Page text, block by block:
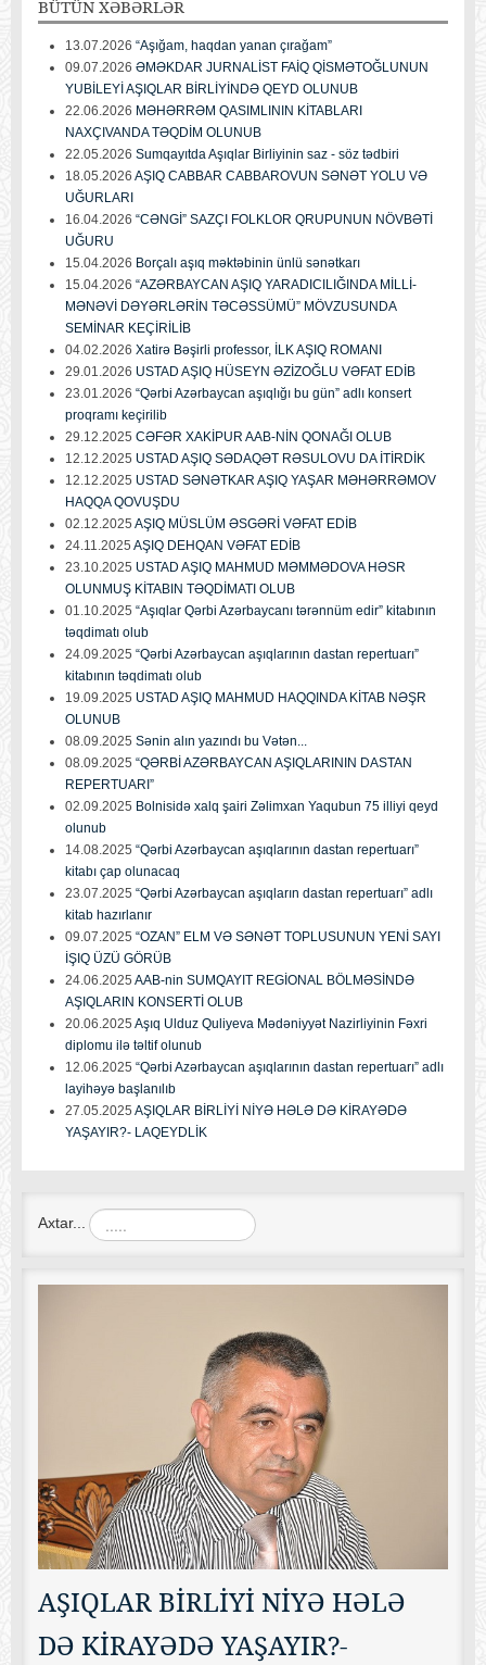
BÜTÜN XƏBƏRLƏR
13.07.2026 “Aşığam, haqdan yanan çırağam”
09.07.2026 ƏMƏKDAR JURNALİST FAİQ QİSMƏTOĞLUNUN
YUBİLEYİ AŞIQLAR BİRLİYİNDƏ QEYD OLUNUB
22.06.2026 MƏHƏRRƏM QASIMLININ KİTABLARI
NAXÇIVANDA TƏQDİM OLUNUB
22.05.2026 Sumqayıtda Aşıqlar Birliyinin saz - söz tədbiri
18.05.2026 AŞIQ CABBAR CABBAROVUN SƏNƏT YOLU VƏ
UĞURLARI
16.04.2026 “CƏNGİ” SAZÇI FOLKLOR QRUPUNUN NÖVBƏTİ
UĞURU
15.04.2026 Borçalı aşıq məktəbinin ünlü sənətkarı
15.04.2026 “AZƏRBAYCAN AŞIQ YARADICILIĞINDA MİLLİ-
MƏNƏVİ DƏYƏRLƏRİN TƏCƏSSÜMÜ” MÖVZUSUNDA
SEMİNAR KEÇİRİLİB
04.02.2026 Xatirə Bəşirli professor, İLK AŞIQ ROMANI
29.01.2026 USTAD AŞIQ HÜSEYN ƏZİZOĞLU VƏFAT EDİB
23.01.2026 “Qərbi Azərbaycan aşıqlığı bu gün” adlı konsert
proqramı keçirilib
29.12.2025 CƏFƏR XAKİPUR AAB-NİN QONAĞI OLUB
12.12.2025 USTAD AŞIQ SƏDAQƏT RƏSULOVU DA İTİRDİK
12.12.2025 USTAD SƏNƏTKAR AŞIQ YAŞAR MƏHƏRRƏMOV
HAQQA QOVUŞDU
02.12.2025 AŞIQ MÜSLÜM ƏSGƏRİ VƏFAT EDİB
24.11.2025 AŞIQ DEHQAN VƏFAT EDİB
23.10.2025 USTAD AŞIQ MAHMUD MƏMMƏDOVA HƏSR
OLUNMUŞ KİTABIN TƏQDİMATI OLUB
01.10.2025 “Aşıqlar Qərbi Azərbaycanı tərənnüm edir” kitabının
təqdimatı olub
24.09.2025 “Qərbi Azərbaycan aşıqlarının dastan repertuarı”
kitabının təqdimatı olub
19.09.2025 USTAD AŞIQ MAHMUD HAQQINDA KİTAB NƏŞR
OLUNUB
08.09.2025 Sənin alın yazındı bu Vətən...
08.09.2025 “QƏRBİ AZƏRBAYCAN AŞIQLARININ DASTAN
REPERTUARI”
02.09.2025 Bolnisidə xalq şairi Zəlimxan Yaqubun 75 illiyi qeyd
olunub
14.08.2025 “Qərbi Azərbaycan aşıqlarının dastan repertuarı”
kitabı çap olunacaq
23.07.2025 “Qərbi Azərbaycan aşıqların dastan repertuarı” adlı
kitab hazırlanır
09.07.2025 “OZAN” ELM VƏ SƏNƏT TOPLUSUNUN YENİ SAYI
İŞIQ ÜZÜ GÖRÜB
24.06.2025 AAB-nin SUMQAYIT REGİONAL BÖLMƏSİNDƏ
AŞIQLARIN KONSERTİ OLUB
20.06.2025 Aşıq Ulduz Quliyeva Mədəniyyət Nazirliyinin Fəxri
diplomu ilə təltif olunub
12.06.2025 “Qərbi Azərbaycan aşıqlarının dastan repertuarı” adlı
layihəyə başlanılıb
27.05.2025 AŞIQLAR BİRLİYİ NİYƏ HƏLƏ DƏ KİRAYƏDƏ
YAŞAYIR?- LAQEYDLİK
Axtar...
AŞIQLAR BİRLİYİ NİYƏ HƏLƏ
DƏ KİRAYƏDƏ YAŞAYIR?-